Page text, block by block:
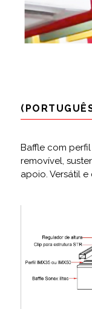
Baffle com
removível,
apoio. Versátil e